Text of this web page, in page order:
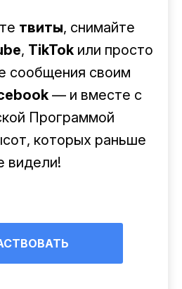
твиты, снимайте
, TikTokили просто
сообщения своим
— и вместе с
Программой
которых раньше
видели!